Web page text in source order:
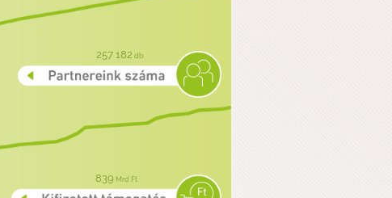
257 182 db
839 Mrd Ft